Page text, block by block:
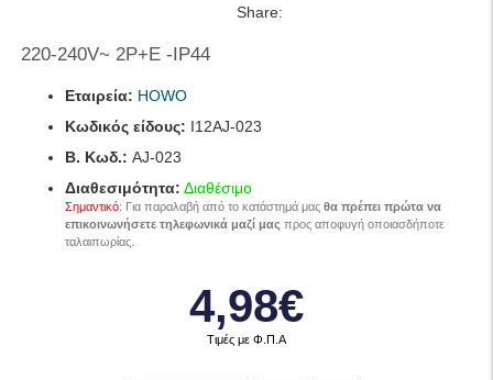
Share:
220-240V~ 2P+E -IP44
Εταιρεία: HOWO
Κωδικός είδους: I12AJ-023
B. Κωδ.: AJ-023
Διαθεσιμότητα: Διαθέσιμο
Σημαντικό: Για παραλαβή από το κατάστημά μας θα πρέπει πρώτα να
επικοινωνήσετε τηλεφωνικά μαζί μας προς αποφυγή οποιασδήποτε
ταλαιπωρίας.
4,98€
Τιμές με Φ.Π.Α